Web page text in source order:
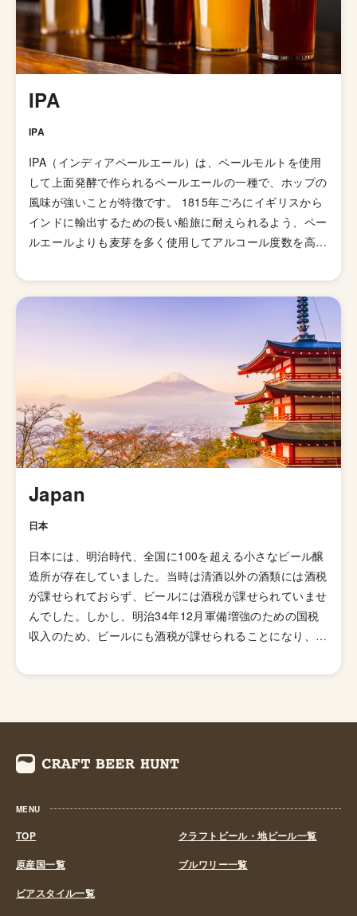
IPA
IPA
IPA（インディアペールエール）は、ペールモルトを使用
して上面発酵で作られるペールエールの一種で、ホップの
風味が強いことが特徴です。 1815年ごろにイギリスから
インドに輸出するための長い船旅に耐えられるよう、ペー
ルエールよりも麦芽を多く使用してアルコール度数を高め
れました。そして、1829年に「IPA（インディアンペール
エール）」の呼び名で広告が掲載されて以来、ホップの比
重が高いビールとしてイギリス国内で人気が高まってい
き、21世紀にはイギリスで最も人気のあるビアスタイル
の一つとなりました。イギリスのブルワリー教会SIBAの
金メダルを受賞したブリュードッグの「パンクIPA」など
が有名です。 伝統的なIPAのスタイルは、オーストラリア
やニュージーランドなどの当時の植民地諸国へと輸出さ
れ、各国へと普及していきましたが、アメリカではさらに
独自の進化を遂げてきました。 ローストしたモルトを使
素を加えて頭部を取り除きドライで爽やかな飲み口を実現
した「ブリュットIPA」、ホップが強烈でアルコール度数
味の少ないホップを使い、ジューシーな柑橘系とフローラ
ルのフレーバーが特徴の「ニューイングランドIPA（ヘイ
ジーIPA・ジューシーIPA）」など様々なIPAのスタイルが
存在します。
Japan
日本
日本には、明治時代、全国に100を超える小さなビール醸
造所が存在していました。当時は清酒以外の酒類には酒税
が課せられておらず、ビールには酒税が課せられていませ
んでした。しかし、明治34年12月軍備増強のための国税
収入のため、ビールにも酒税が課せられることになり、資
を消していきました。これによりビール作りは戦後しばら
の年間2,000キロリッターから60キロリッターに引き下げ
られたことで転機がおとずれます。これにより、再び小規
が誕生する流れができました。ちなみ、地ビール製造免許
第1号は新潟県のエチゴビールと北海道のオホーツクビー
「オホーツクビール」が発売されました。 この経済政策
は功を奏し、日本中に続々と地ビール製造業社が生まれ、
MENU
TOP
クラフトビール・地ビール一覧
原産国一覧
ブルワリー一覧
ビアスタイル一覧